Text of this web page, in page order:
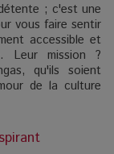
vous faire sentir
accessible et
Leur mission ?
qu'ils soient
de la culture